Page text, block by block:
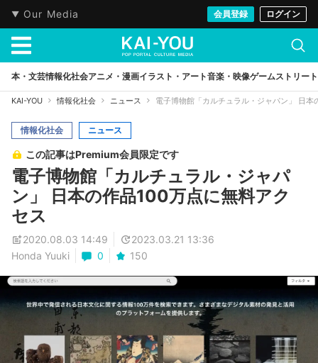
Our Media 会員登録 ログイン
本・文芸情報化社会アニメ・漫画イラスト・アート音楽・映像ゲームストリート
KAI-YOU 情報化社会 ニュース 電子博物館「カルチュラル・ジャパン」 日
情報化社会 ニュース
この記事はPremium会員限定です
電子博物館「カルチュラル・ジャパ
ン」 日本の作品100万点に無料アク
セス
2020.08.03 14:49
2023.03.21 13:36
Honda Yuuki
0 150